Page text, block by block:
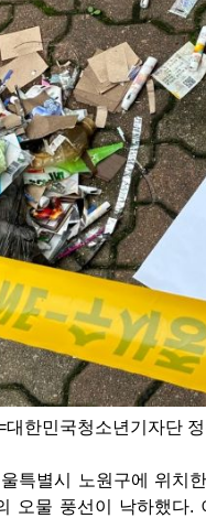
대한민국청소년기자단
특별시 노원구에 위치
오물 풍선이 낙하했다.